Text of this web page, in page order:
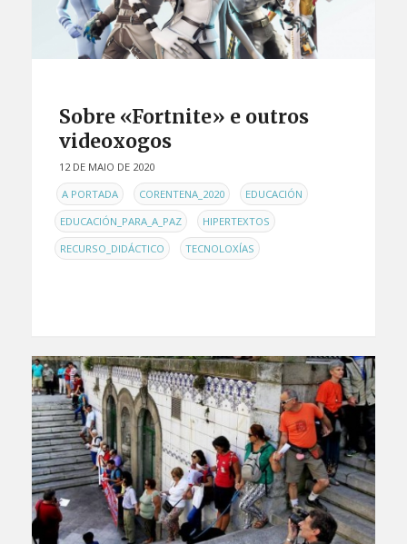
Sobre «Fortnite» e outros
videoxogos
12 DE MAIO DE 2020
ENA PORTADA , CORENTENA_2020 , EDUCACIÓN ,
EDUCACIÓN_PARA_A_PAZ , HIPERTEXTOS ,
RECURSO_DIDÁCTICO , TECNOLOXÍAS